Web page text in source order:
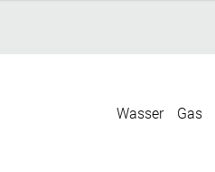
Wasser Gas